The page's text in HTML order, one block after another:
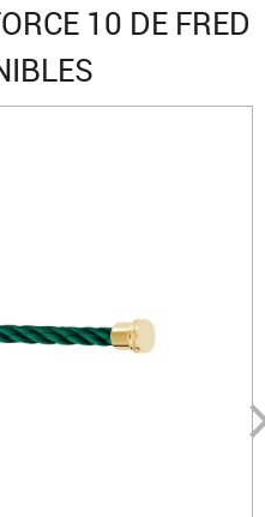
10 DE FRED